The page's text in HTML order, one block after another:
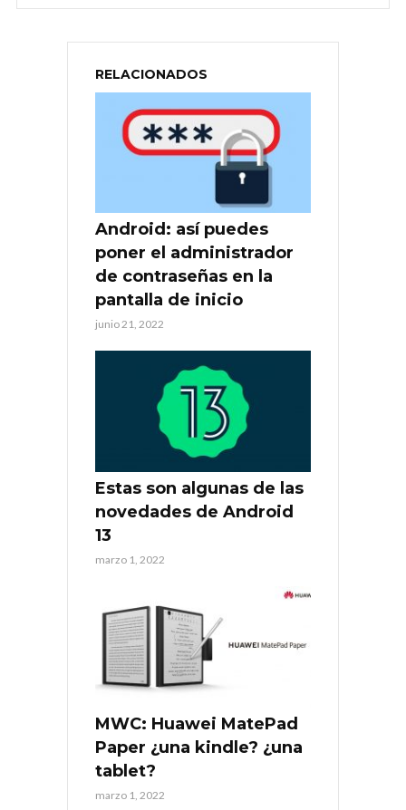
RELACIONADOS
Android: así puedes
poner el administrador
de contraseñas en la
pantalla de inicio
junio 21, 2022
Estas son algunas de las
novedades de Android
13
marzo 1, 2022
MWC: Huawei MatePad
Paper ¿una kindle? ¿una
tablet?
marzo 1, 2022